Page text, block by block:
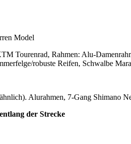
Model
Tourenrad, Rahmen: Alu-
robuste Reifen, Schwalbe
Alurahmen, 7-Gang Shimano
der Strecke